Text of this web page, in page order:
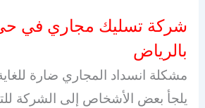
شركة تسليك مجاري في
بالرياض
مشكلة انسداد المجاري ضارة
يلجأ بعض الأشخاص إلى الشركة